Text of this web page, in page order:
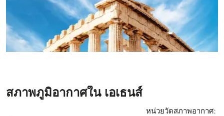
สภาพภูมิอากาศใน เอเธนส์
หน่วยวัดสภาพอากาศ: